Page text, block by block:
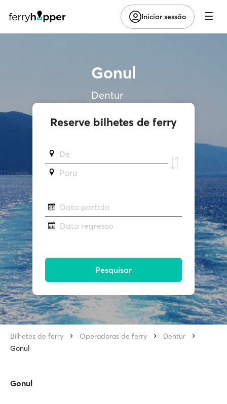
Iniciar sessão
Gonul
Dentur
Reserve bilhetes de ferry
De
Para
Data partida
Data regresso
Pesquisar
Bilhetes de ferry Operadoras de ferry
Dentur
Gonul
Gonul